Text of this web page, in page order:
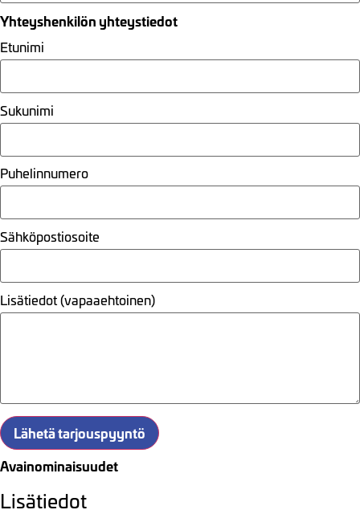
Yhteyshenkilön yhteystiedot
Etunimi
Sukunimi
Puhelinnumero
Sähköpostiosoite
Lisätiedot (vapaaehtoinen)
Lähetä tarjouspyyntö
Avainominaisuudet
Lisätiedot